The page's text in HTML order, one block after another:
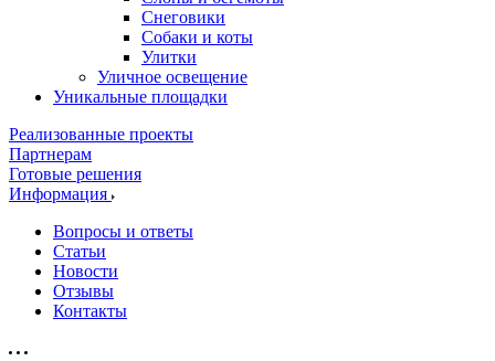
Снеговики
Собаки и коты
Улитки
Уличное освещение
Уникальные площадки
Реализованные проекты
Партнерам
Готовые решения
Информация
Вопросы и ответы
Статьи
Новости
Отзывы
Контакты